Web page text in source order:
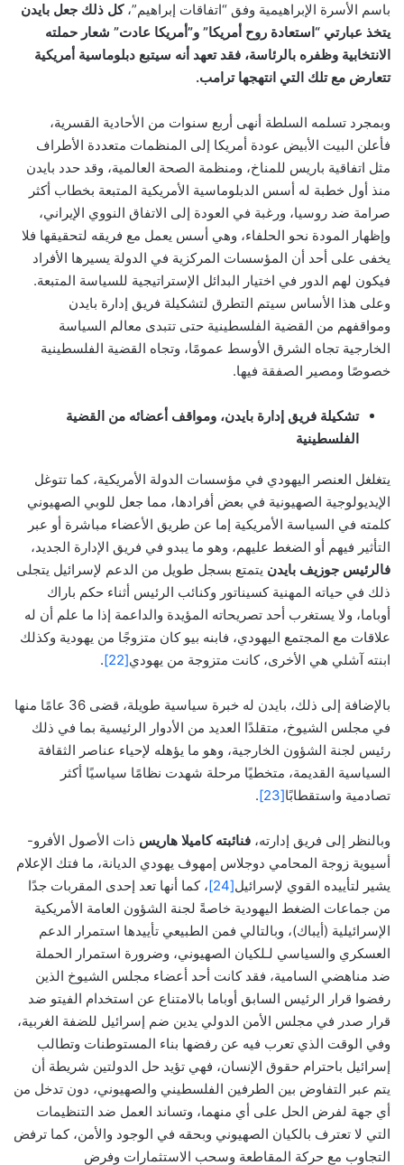
باسم الأسرة الإبراهيمية وفق “اتفاقات إبراهيم”،كل ذلك جعل بايدن
يتخذ عبارتي “استعادة روح أمريكا” و”أمريكا عادت” شعار حملته
الانتخابية وظفره بالرئاسة، فقد تعهد أنه سيتبع دبلوماسية أمريكية
تتعارض مع تلك التي انتهجها ترامب.
وبمجرد تسلمه السلطة أنهى أربع سنوات من الأحادية القسرية،
فأعلن البيت الأبيض عودة أمريكا إلى المنظمات متعددة الأطراف
مثل اتفاقية باريس للمناخ، ومنظمة الصحة العالمية، وقد حدد بايدن
منذ أول خطبة له أسس الدبلوماسية الأمريكية المتبعة بخطاب أكثر
صرامة ضد روسيا، ورغبة في العودة إلى الاتفاق النووي الإيراني،
وإظهار المودة نحو الحلفاء، وهي أسس يعمل مع فريقه لتحقيقها فلا
يخفى على أحد أن المؤسسات المركزية في الدولة يسيرها الأفراد
فيكون لهم الدور في اختيار البدائل الإستراتيجية للسياسة المتبعة.
وعلى هذا الأساس سيتم التطرق لتشكيلة فريق إدارة بايدن
ومواقفهم من القضية الفلسطينية حتى تتبدى معالم السياسة
الخارجية تجاه الشرق الأوسط عمومًا، وتجاه القضية الفلسطينية
خصوصًا ومصير الصفقة فيها.
تشكيلة فريق إدارة بايدن، ومواقف أعضائه من القضية
الفلسطينية
يتغلغل العنصر اليهودي في مؤسسات الدولة الأمريكية، كما تتوغل
الإيديولوجية الصهيونية في بعض أفرادها، مما جعل للوبي الصهيوني
كلمته في السياسة الأمريكية إما عن طريق الأعضاء مباشرة أو عبر
التأثير فيهم أو الضغط عليهم، وهو ما يبدو في فريق الإدارة الجديد،
فالرئيس جوزيف بايدن يتمتع بسجل طويل من الدعم لإسرائيل يتجلى
ذلك في حياته المهنية كسيناتور وكنائب الرئيس أثناء حكم باراك
أوباما، ولا يستغرب أحد تصريحاته المؤيدة والداعمة إذا ما علم أن له
علاقات مع المجتمع اليهودي، فابنه بيو كان متزوجًا من يهودية وكذلك
ابنته آشلي هي الأخرى، كانت متزوجة من يهودي[22]
.
بالإضافة إلى ذلك، بايدن له خبرة سياسية طويلة، قضى 36 عامًا منها
في مجلس الشيوخ، متقلدًا العديد من الأدوار الرئيسية بما في ذلك
رئيس لجنة الشؤون الخارجية، وهو ما يؤهله لإحياء عناصر الثقافة
السياسية القديمة، متخطيًا مرحلة شهدت نظامًا سياسيًا أكثر
تصادمية واستقطابًا[23]
.
وبالنظر إلى فريق إدارته، فنائبتهكاميلا هاريس ذات الأصول الأفرو-
أسيوية زوجة المحامي دوجلاس إمهوف يهودي الديانة، ما فتك الإعلام
يشير لتأييده القوي لإسرائيل[24]
، كما أنها تعد إحدى المقربات جدًا
من جماعات الضغط اليهودية خاصةً لجنة الشؤون العامة الأمريكية
الإسرائيلية (أيباك)، وبالتالي فمن الطبيعي تأييدها استمرار الدعم
العسكري والسياسي لـلكيان الصهيوني، وضرورة استمرار الحملة
ضد مناهضي السامية، فقد كانت أحد أعضاء مجلس الشيوخ الذين
رفضوا قرار الرئيس السابق أوباما بالامتناع عن استخدام الفيتو ضد
قرار صدر في مجلس الأمن الدولي يدين ضم إسرائيل للضفة الغربية،
وفي الوقت الذي تعرب فيه عن رفضها بناء المستوطنات وتطالب
إسرائيل باحترام حقوق الإنسان، فهي تؤيد حل الدولتين شريطة أن
يتم عبر التفاوض بين الطرفين الفلسطيني والصهيوني، دون تدخل من
أي جهة لفرض الحل على أي منهما، وتساند العمل ضد التنظيمات
التي لا تعترف بالكيان الصهيوني وبحقه في الوجود والأمن، كما ترفض
التجاوب مع حركة المقاطعة وسحب الاستثمارات وفرض